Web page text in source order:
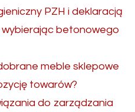
PZH i deklaracją
betonowego
meble sklepowe
towarów?
do zarządzania